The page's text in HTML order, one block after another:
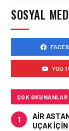
SOSYAL
ÇOK OKUNANLAR
1
AIR
UÇAK